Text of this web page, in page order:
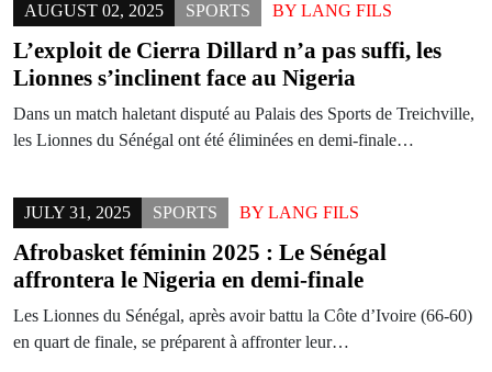
AUGUST 02, 2025 SPORTS BY LANG FILS
L’exploit de Cierra Dillard n’a pas suffi, les
Lionnes s’inclinent face au Nigeria
Dans un match haletant disputé au Palais des Sports de Treichville,
les Lionnes du Sénégal ont été éliminées en demi-finale…
JULY 31, 2025 SPORTS BY LANG FILS
Afrobasket féminin 2025 : Le Sénégal
affrontera le Nigeria en demi-finale
Les Lionnes du Sénégal, après avoir battu la Côte d’Ivoire (66-60)
en quart de finale, se préparent à affronter leur…